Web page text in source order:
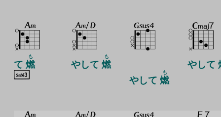
て燃
も
やして 燃
も
やして 燃
も
やして